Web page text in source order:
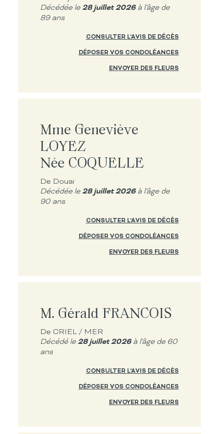
Décédée le28 juillet 2026à l'âge de
89 ans
CONSULTER L'AVIS DE DÉCÈS
DÉPOSER VOS CONDOLÉANCES
ENVOYER DES FLEURS
Mme Geneviève
LOYEZ
Née COQUELLE
De Douai
Décédée le28 juillet 2026à l'âge de
90 ans
CONSULTER L'AVIS DE DÉCÈS
DÉPOSER VOS CONDOLÉANCES
ENVOYER DES FLEURS
M. Gérald FRANCOIS
De CRIEL / MER
Décédé le28 juillet 2026à l'âge de 60
ans
CONSULTER L'AVIS DE DÉCÈS
DÉPOSER VOS CONDOLÉANCES
ENVOYER DES FLEURS